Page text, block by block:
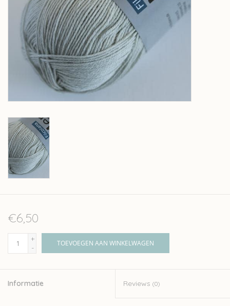
Solden
Over wolder
€6,50
+
-
TOEVOEGEN AAN WINKELWAGEN
Informatie Reviews (0)